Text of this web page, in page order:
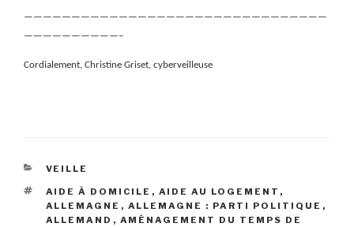
————————————————————————————————
——————————–
Cordialement, Christine Griset, cyberveilleuse
CATÉGORIES
VEILLE
ÉTIQUETTES
AIDE À DOMICILE , AIDE AU LOGEMENT ,
ALLEMAGNE , ALLEMAGNE : PARTI POLITIQUE ,
ALLEMAND , AMÉNAGEMENT DU TEMPS DE